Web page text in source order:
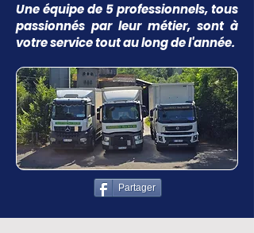
Une équipe de 5 professionnels, tous
passionnés par leur métier, sont à
votre service tout au long de l'année.
Partager